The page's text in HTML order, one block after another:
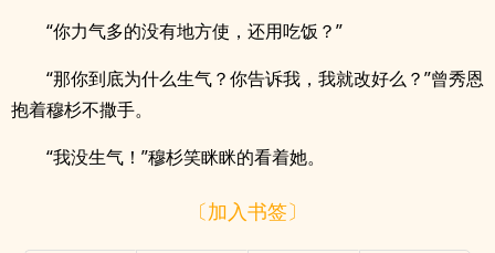
“你力气多的没有地方使，还用吃饭？”
“那你到底为什么生气？你告诉我，我就改好么？”曾秀恩
抱着穆杉不撒手。
“我没生气！”穆杉笑眯眯的看着她。
〔加入书签〕